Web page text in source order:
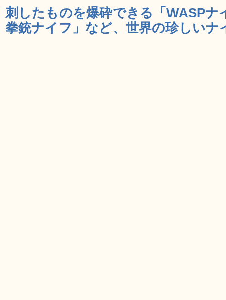
刺したものを爆砕できる「WASPナ
拳銃ナイフ」など、世界の珍しいナ